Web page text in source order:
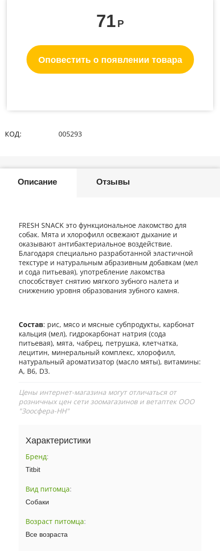
71 Р
Оповестить о появлении товара
КОД: 005293
Описание Отзывы
FRESH SNACK это функциональное лакомство для
собак. Мята и хлорофилл освежают дыхание и
оказывают антибактериальное воздействие.
Благодаря специально разработанной эластичной
текстуре и натуральным абразивным добавкам (мел
и сода питьевая), употребление лакомства
способствует снятию мягкого зубного налета и
снижению уровня образования зубного камня.
Состав: рис, мясо и мясные субпродукты, карбонат
кальция (мел), гидрокарбонат натрия (сода
питьевая), мята, чабрец, петрушка, клетчатка,
лецитин, минеральный комплекс, хлорофилл,
натуральный ароматизатор (масло мяты), витамины:
А, В6, D3.
Цены интернет-магазина могут отличаться от
розничных цен сети зоомагазинов и ветаптек ООО
"Зоосфера-НН"
Характеристики
Бренд:
Titbit
Вид питомца:
Собаки
Возраст питомца:
Все возраста